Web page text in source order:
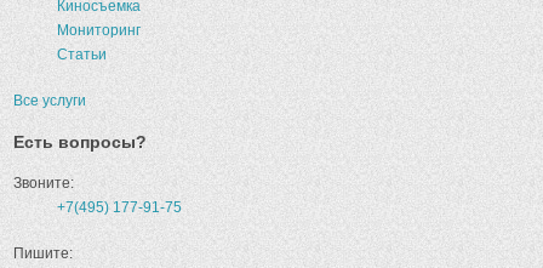
Киносъемка
Мониторинг
Статьи
Все услуги
Есть вопросы?
Звоните:
+7(495) 177-91-75
Пишите: